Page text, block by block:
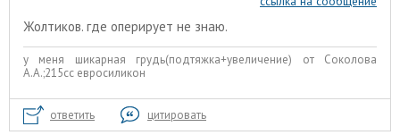
Жолтиков. где оперирует не знаю.
у меня шикарная грудь(подтяжка+увеличение) от Соколова
А.А.;215сс евросиликон
ответить цитировать